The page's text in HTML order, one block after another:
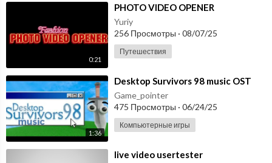
0:21
⁣PHOTO VIDEO OPENER
Yuriy
256 Просмотры · 08/07/25
Путешествия
1:36
⁣Desktop Survivors 98 music OST
Game_pointer
475 Просмотры · 06/24/25
Компьютерные игры
⁣live video usertester